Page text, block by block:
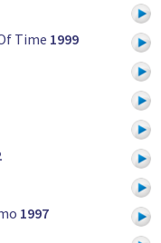
Time 1999
1997